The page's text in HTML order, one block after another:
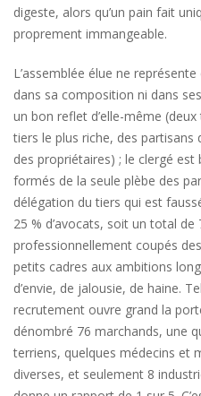
digeste, alors qu’un pain fait
proprement immangeable.
L’assemblée élue ne
dans sa composition ni dans
un bon reflet d’elle-même
tiers le plus riche, des
des propriétaires) ; le clergé
formés de la seule plèbe des
délégation du tiers qui est
25 % d’avocats, soit un total de
professionnellement coupés
petits cadres aux ambitions
d’envie, de jalousie, de haine.
recrutement ouvre grand la
dénombré 76 marchands, une
terriens, quelques médecins et
diverses, et seulement 8